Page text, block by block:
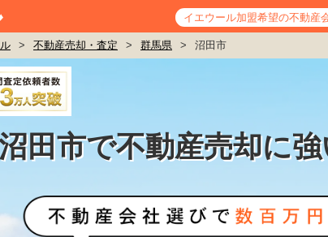
イエウール加盟希望の不動産
> 不動産売却・査定 > 群馬県 > 沼田市
田市で不動産売却に